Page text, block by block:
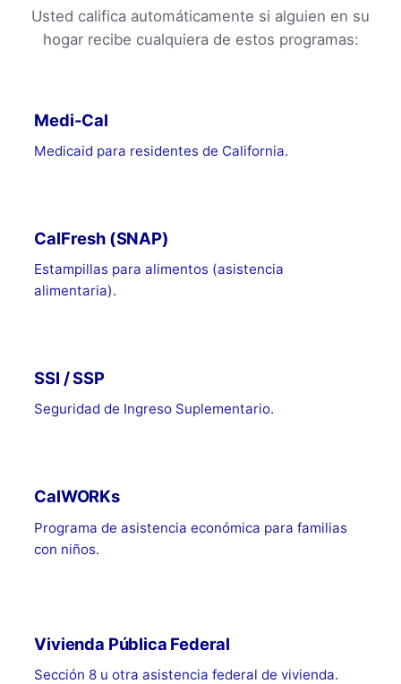
Usted califica automáticamente si alguien en su
hogar recibe cualquiera de estos programas:
Medi-Cal
Medicaid para residentes de California.
CalFresh (SNAP)
Estampillas para alimentos (asistencia
alimentaria).
SSI / SSP
Seguridad de Ingreso Suplementario.
CalWORKs
Programa de asistencia económica para familias
con niños.
Vivienda Pública Federal
Sección 8 u otra asistencia federal de vivienda.